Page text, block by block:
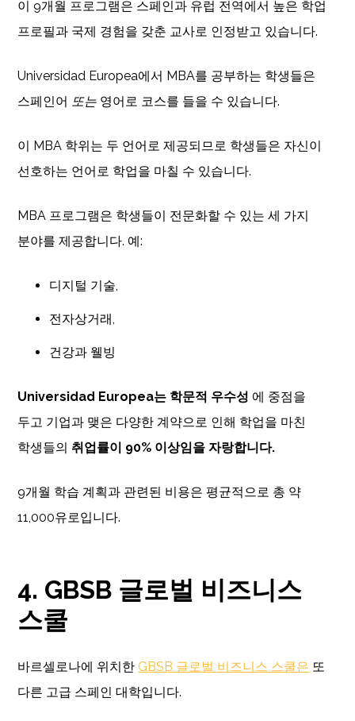
이 9개월 프로그램은 스페인과 유럽 전역에서 높은 학업
프로필과 국제 경험을 갖춘 교사로 인정받고 있습니다.
Universidad Europea에서 MBA를 공부하는 학생들은
스페인어 또는 영어로 코스를 들을 수 있습니다.
이 MBA 학위는 두 언어로 제공되므로 학생들은 자신이
선호하는 언어로 학업을 마칠 수 있습니다.
MBA 프로그램은 학생들이 전문화할 수 있는 세 가지
분야를 제공합니다. 예:
디지털 기술,
전자상거래,
건강과 웰빙
Universidad Europea는 학문적 우수성 에 중점을
두고 기업과 맺은 다양한 계약으로 인해 학업을 마친
학생들의 취업률이 90% 이상임을 자랑합니다.
9개월 학습 계획과 관련된 비용은 평균적으로 총 약
11,000유로입니다.
4. GBSB 글로벌 비즈니스
스쿨
바르셀로나에 위치한 GBSB 글로벌 비즈니스 스쿨은 또
다른 고급 스페인 대학입니다.